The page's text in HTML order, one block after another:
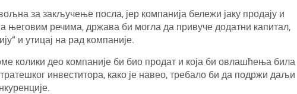
за закључење посла, јер компанија бележи јаку продају и
његовим речима, држава би могла да привуче додатни капитал,
и утицај на рад компаније.
колики део компаније би био продат и која би овлашћења била
инвеститора, како је навео, требало би да подржи даљи